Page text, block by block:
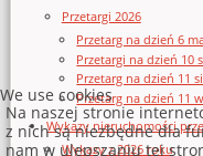
Przetargi 2026
Przetarg na dzień 6
Przetargi na dzień 10
Przetarg na dzień 11
Przetarg na dzień 11
Wykazy nieruchomości
Wykazy z 2026 roku
We use cookies
Na naszej stronie
z nich są niezbędne dla
nam w ulepszaniu tej